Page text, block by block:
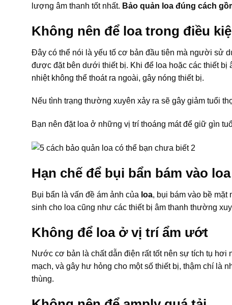
lượng âm thanh tốt nhất. Bảo quản loa đúng cách
Không nên để loa trong điều
Đây có thể nói là yếu tố cơ bản đầu tiên mà người sử
được đặt bên dưới thiết bị. Khi để loa hoặc các thiết bị
nhiệt không thể thoát ra ngoài, gây nóng thiết bị.
Nếu tình trạng thường xuyên xảy ra sẽ gây giảm tuổi
Bạn nên đặt loa ở những vị trí thoáng mát để giữ gìn
Hạn chế để bụi bẩn bám vào loa
Bụi bẩn là vấn đề ám ảnh của loa, bụi bám vào bề mặt
sinh cho loa cũng như các thiết bị âm thanh thường
Không để loa ở vị trí ẩm ướt
Nước cơ bản là chất dẫn điện rất tốt nên sự tích tụ
mạch, và gây hư hỏng cho một số thiết bị, thậm chí là
thùng.